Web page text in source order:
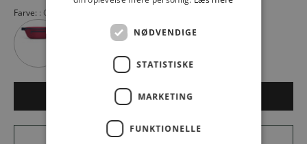
Farve: GLENCHECK RED
LÆG I KURV
NØDVENDIGE
STATISTISKE
MARKETING
FUNKTIONELLE